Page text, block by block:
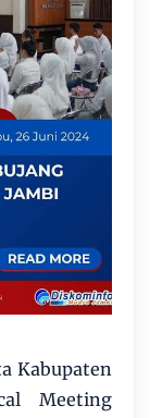
Kabupaten
Meeting